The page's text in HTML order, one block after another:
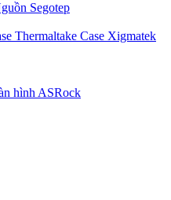
Segotep
Thermaltake Case Xigmatek
hình ASRock